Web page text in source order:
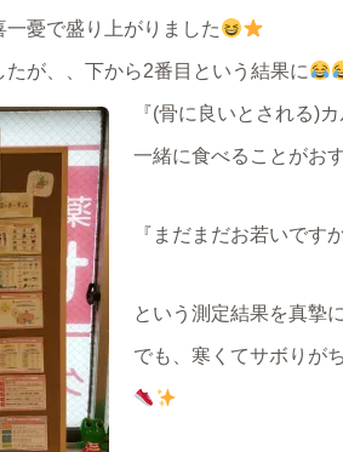
憂で盛り上がりました
が、、下から2番目という結果に
『(骨に良いとされる)
一緒に食べることがお
『まだまだお若いです
という測定結果を真摯
でも、寒くてサボりが